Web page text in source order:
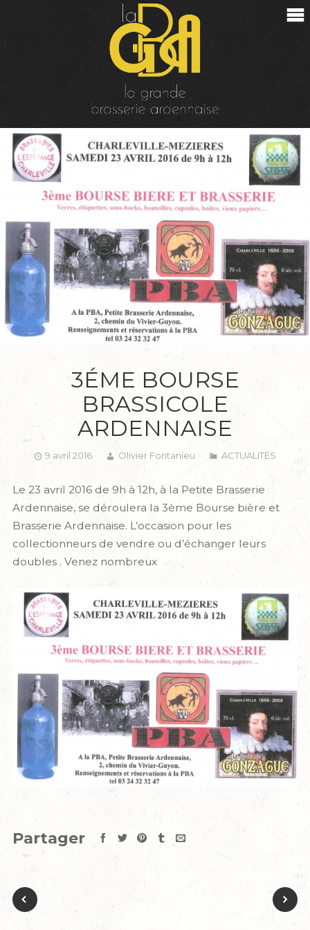
3ÉME BOURSE
BRASSICOLE
ARDENNAISE
9 avril 2016 Olivier Fontanieu ACTUALITÉS
Le 23 avril 2016 de 9h à 12h, à la Petite Brasserie
Ardennaise, se déroulera la 3ème Bourse bière et
Brasserie Ardennaise. L’occasion pour les
collectionneurs de vendre ou d’échanger leurs
doubles . Venez nombreux
Partager